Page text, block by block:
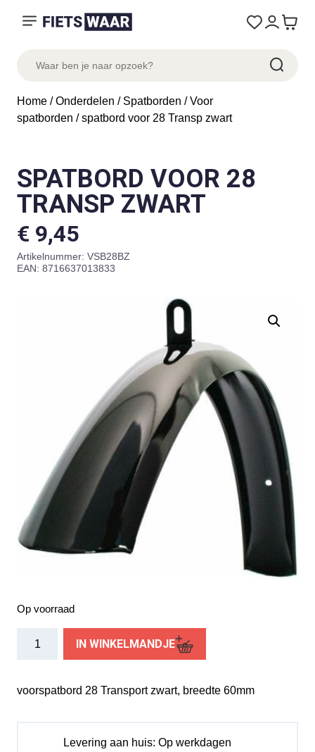
Home /Onderdelen / Spatborden /Voor
spatborden / spatbord voor 28 Transp zwart
SPATBORD VOOR 28
TRANSP ZWART
€ 9,45
Artikelnummer: VSB28BZ
EAN: 8716637013833
Op voorraad
Transp
IN WINKELMANDJE
voorspatbord 28 Transport zwart, breedte 60mm
Levering aan huis: Op werkdagen